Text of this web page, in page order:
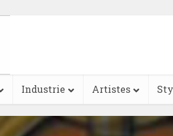
Industrie Artistes